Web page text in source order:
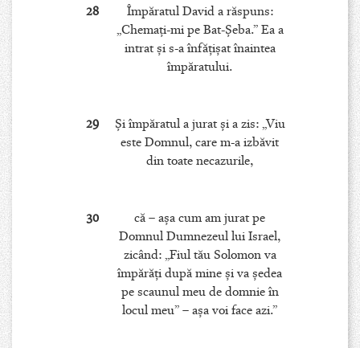
28
Împăratul David a răspuns:
„Chemaţi-mi pe Bat-Şeba.” Ea a
intrat şi s-a înfăţişat înaintea
împăratului.
29
Şi împăratul a jurat şi a zis: „Viu
este Domnul, care m-a izbăvit
din toate necazurile,
30
că – aşa cum am jurat pe
Domnul Dumnezeul lui Israel,
zicând: „Fiul tău Solomon va
împărăţi după mine şi va şedea
pe scaunul meu de domnie în
locul meu” – aşa voi face azi.”